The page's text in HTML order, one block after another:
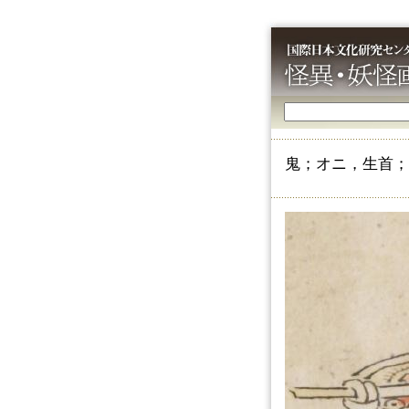
鬼；オニ，生首